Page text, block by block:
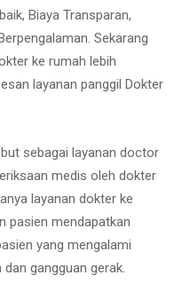
Biaya Transparan,
Sekarang
ke rumah lebih
layanan panggil Dokter
sebagai layanan doctor
medis oleh dokter
layanan dokter ke
pasien mendapatkan
yang mengalami
gangguan gerak.